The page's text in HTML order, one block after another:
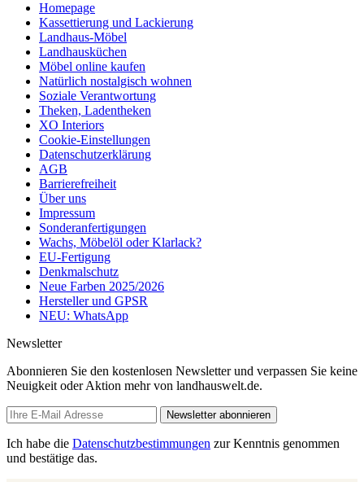
Homepage
Kassettierung und Lackierung
Landhaus-Möbel
Landhausküchen
Möbel online kaufen
Natürlich nostalgisch wohnen
Soziale Verantwortung
Theken, Ladentheken
XO Interiors
Cookie-Einstellungen
Datenschutzerklärung
AGB
Barrierefreiheit
Über uns
Impressum
Sonderanfertigungen
Wachs, Möbelöl oder Klarlack?
EU-Fertigung
Denkmalschutz
Neue Farben 2025/2026
Hersteller und GPSR
NEU: WhatsApp
Newsletter
Abonnieren Sie den kostenlosen Newsletter und verpassen Sie keine
Neuigkeit oder Aktion mehr von landhauswelt.de.
Newsletter abonnieren
Ich habe die Datenschutzbestimmungen zur Kenntnis genommen
und bestätige das.